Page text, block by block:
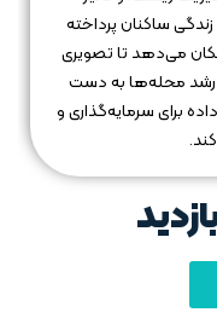
ساکنان پرداخته
می‌دهد تا تصویری
محله‌ها به دست
برای سرمایه‌گذاری و